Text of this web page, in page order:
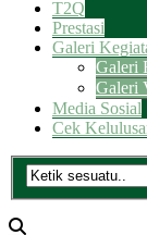
T2Q
Prestasi
Galeri
Galeri
Galeri
Media Sosial
Cek